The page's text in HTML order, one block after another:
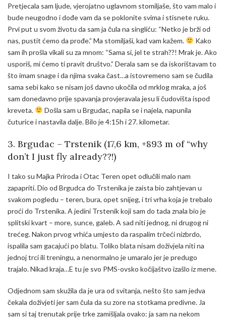
Pretjecala sam ljude, vjerojatno uglavnom stomiljaše, što vam malo i
bude neugodno i dođe vam da se poklonite svima i stisnete ruku.
Prvi put u svom životu da sam ja čula na singliću: “Netko je brži od
nas, pustit ćemo da prođe.” Ma stomiljaši, kad vam kažem.
Kako
sam ih prošla vikali su za mnom: “Sama si, jel te strah??! Mrak je. Ako
usporiš, mi ćemo ti pravit društvo.” Derala sam se da iskorištavam to
što imam snage i da njima svaka čast…a istovremeno sam se čudila
sama sebi kako se nisam još davno ukočila od mrklog mraka, a još
sam donedavno prije spavanja provjeravala jesu li čudovišta ispod
kreveta.
Došla sam u Brgudac, napila se i najela, napunila
čuturice i nastavila dalje. Bilo je 4:15h i 27. kilometar.
3. Brgudac – Trstenik (17,6 km, +893 m of “why
don’t I just fly already??!)
I tako su Majka Priroda i Otac Teren opet odlučili malo nam
zapapriti. Dio od Brgudca do Trstenika je zaista bio zahtjevan u
svakom pogledu – teren, bura, opet snijeg, i tri vrha koja je trebalo
proći do Trstenika. A jedini Trstenik koji sam do tada znala bio je
splitski kvart – more, sunce, galeb. A sad niti jednog, ni drugog ni
trećeg. Nakon prvog vrhića umjesto da raspalim trčeći nizbrdo,
ispalila sam gacajući po blatu. Toliko blata nisam doživjela niti na
jednoj trci ili treningu, a nenormalno je umaralo jer je predugo
trajalo. Nikad kraja…E tu je svo PMS-ovsko kočijaštvo izašlo iz mene.
Odjednom sam skužila da je ura od svitanja, nešto što sam jedva
čekala doživjeti jer sam čula da su zore na stotkama predivne. Ja
sam si taj trenutak prije trke zamišljala ovako: ja sam na nekom